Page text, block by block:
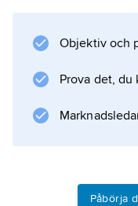
Objektiv och
Prova det,
Påbörja